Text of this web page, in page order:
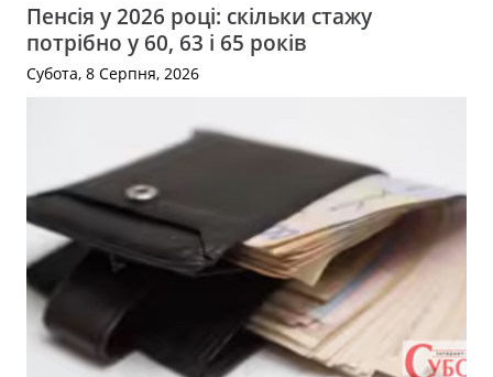
Пенсія у 2026 році: скільки стажу
потрібно у 60, 63 і 65 років
Субота, 8 Серпня, 2026